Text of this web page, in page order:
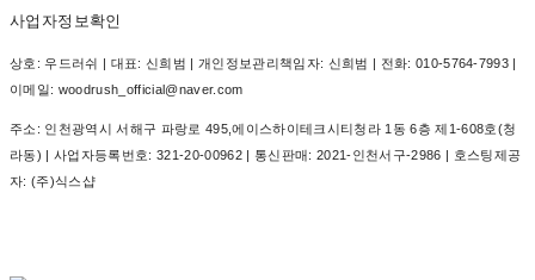
사업자정보확인
상호: 우드러쉬 | 대표: 신희범 | 개인정보관리책임자: 신희범 | 전화: 010-5764-7993 |
이메일: woodrush_official@naver.com
주소: 인천광역시 서해구 파랑로 495,에이스하이테크시티청라 1동 6층 제1-608호(청
라동) | 사업자등록번호: 321-20-00962| 통신판매: 2021-인천서구-2986 | 호스팅제공
자: (주)식스샵